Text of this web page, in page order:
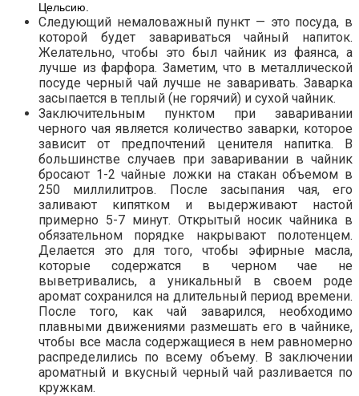
Цельсию.
Следующий немаловажный пункт — это посуда, в
которой будет завариваться чайный напиток.
Желательно, чтобы это был чайник из фаянса, а
лучше из фарфора. Заметим, что в металлической
посуде черный чай лучше не заваривать. Заварка
засыпается в теплый (не горячий) и сухой чайник.
Заключительным пунктом при заваривании
черного чая является количество заварки, которое
зависит от предпочтений ценителя напитка. В
большинстве случаев при заваривании в чайник
бросают 1-2 чайные ложки на стакан объемом в
250 миллилитров. После засыпания чая, его
заливают кипятком и выдерживают настой
примерно 5-7 минут. Открытый носик чайника в
обязательном порядке накрывают полотенцем.
Делается это для того, чтобы эфирные масла,
которые содержатся в черном чае не
выветривались, а уникальный в своем роде
аромат сохранился на длительный период времени.
После того, как чай заварился, необходимо
плавными движениями размешать его в чайнике,
чтобы все масла содержащиеся в нем равномерно
распределились по всему объему. В заключении
ароматный и вкусный черный чай разливается по
кружкам.